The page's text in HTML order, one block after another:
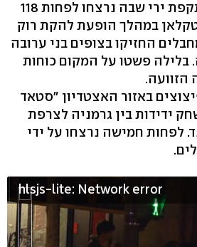
מחבלים פתחו במתקפת ירי שבה נרצחו לפחות 118
במהלך הופעת להקת רוק
החזיקו בצופים בני ערובה
בלילה פשטו על המקום כוחות
הזוועה.
באזור האצטדיון "סטאד
ידידות בין גרמניה לצרפת
לפחות חמישה נרצחו על ידי
hlsjs-lite: Network error